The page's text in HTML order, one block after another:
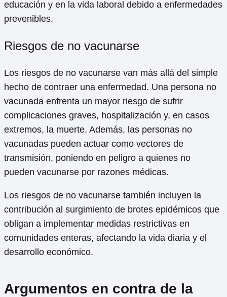
educación y en la vida laboral debido a enfermedades
prevenibles.
Riesgos de no vacunarse
Los riesgos de no vacunarse van más allá del simple
hecho de contraer una enfermedad. Una persona no
vacunada enfrenta un mayor riesgo de sufrir
complicaciones graves, hospitalización y, en casos
extremos, la muerte. Además, las personas no
vacunadas pueden actuar como vectores de
transmisión, poniendo en peligro a quienes no
pueden vacunarse por razones médicas.
Los riesgos de no vacunarse también incluyen la
contribución al surgimiento de brotes epidémicos que
obligan a implementar medidas restrictivas en
comunidades enteras, afectando la vida diaria y el
desarrollo económico.
Argumentos en contra de la